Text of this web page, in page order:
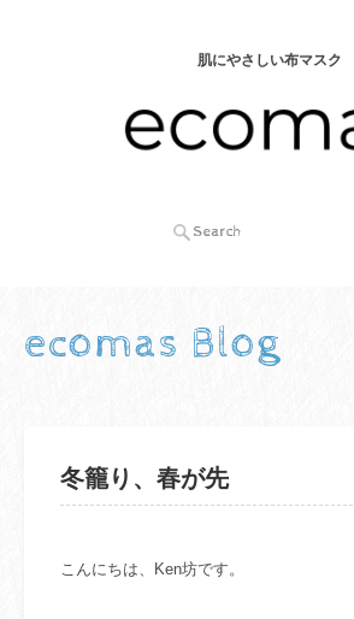
肌にやさしい布マスク
ecomas Blog
冬籠り、春が先
こんにちは、Ken坊です。